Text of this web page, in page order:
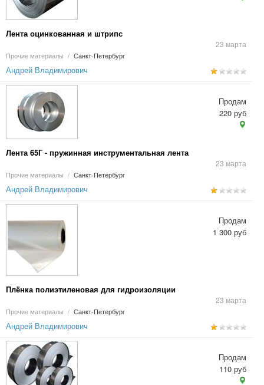
Лента оцинкованная и штрипс
23 марта
Прочие материалы / Санкт-Петербург
Андрей Владимирович
Лента 65Г - пружинная инструментальная лента
23 марта
Прочие материалы / Санкт-Петербург
Продам
220 руб
Андрей Владимирович
Плёнка полиэтиленовая для гидроизоляции
23 марта
Прочие материалы / Санкт-Петербург
Продам
1 300 руб
Андрей Владимирович
Продам
110 руб